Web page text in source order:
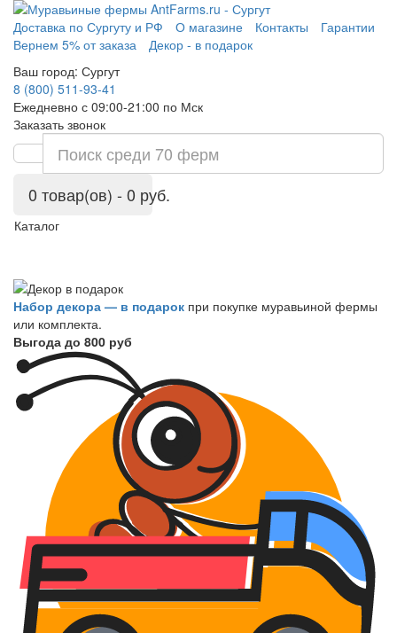
Доставка по Сургуту и РФ О магазине Контакты
Гарантии
Вернем 5% от заказа
Декор - в подарок
Ваш город: Сургут
8 (800) 511-93-41
Ежедневно с 09:00-21:00 по Мск
Заказать звонок
0 товар(ов) - 0 руб.
Каталог
Набор декора — в подарок при покупке муравьиной фермы
или комплекта.
Выгода до 800 руб